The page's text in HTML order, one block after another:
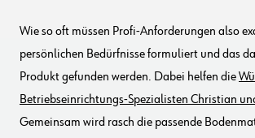
Wie so oft müssen Profi-Anforderungen also
persönlichen Bedürfnisse formuliert und das
Produkt gefunden werden. Dabei helfen die
Betriebseinrichtungs-Spezialisten Christian
Gemeinsam wird rasch die passende